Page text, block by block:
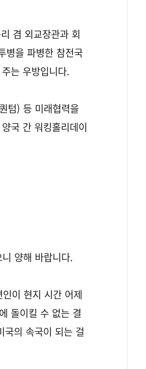
겸 외교장관과 회
병을 파병한 참전국
는 우방입니다.
텀) 등 미래협력을
국 간 워킹홀리데이
양해 바랍니다.
이 현지 시간 어제
돌이킬 수 없는 결
의 속국이 되는 걸